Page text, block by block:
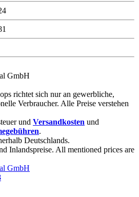
GmbH
richtet sich nur an gewerbliche,
Verbraucher. Alle Preise verstehen
und Versandkosten und
.
Deutschlands.
Inlandspreise. All mentioned prices are
GmbH